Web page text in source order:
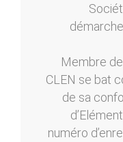
Membre de
CLEN se bat
de sa
numéro